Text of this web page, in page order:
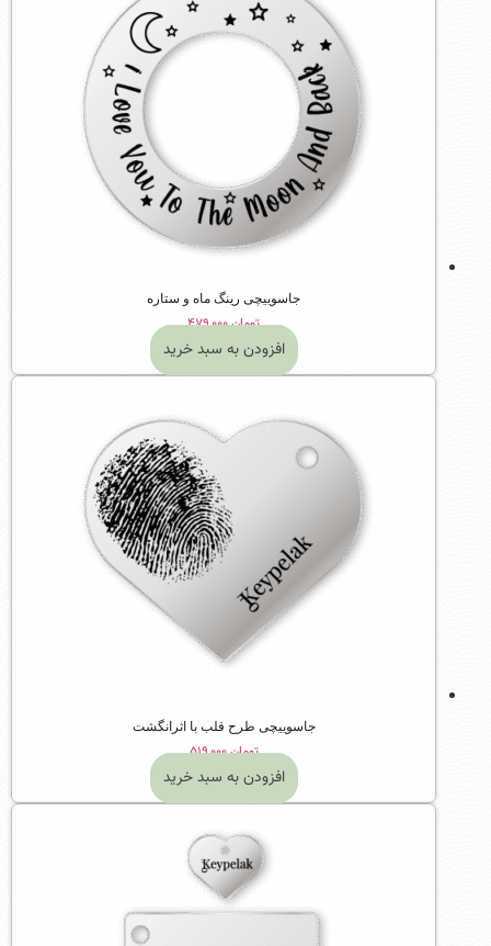
جاسوییچی رینگ ماه و ستاره
تومان۴۷۹,۰۰۰
افزودن به سبد خرید
جاسوییچی طرح قلب با اثرانگشت
تومان۵۱۹,۰۰۰
افزودن به سبد خرید